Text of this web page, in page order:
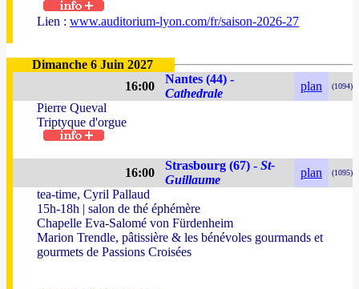
Lien : www.auditorium-lyon.com/fr/saison-2026-27
Dimanche 6 Juin 2027
16:00
Nantes (44) -
Cathedrale
plan (1094)
Pierre Queval
Triptyque d'orgue
16:00
Strasbourg (67) - St-
Guillaume
plan (1095)
tea-time, Cyril Pallaud
15h-18h | salon de thé éphémère
Chapelle Eva-Salomé von Fürdenheim
Marion Trendle, pâtissière & les bénévoles gourmands et
gourmets de Passions Croisées